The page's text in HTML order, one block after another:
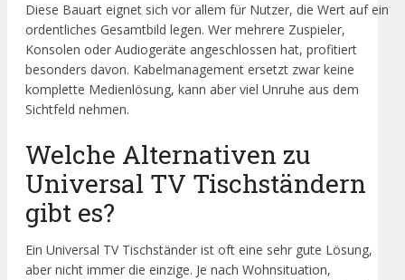
Diese Bauart eignet sich vor allem für Nutzer, die Wert auf ein
ordentliches Gesamtbild legen. Wer mehrere Zuspieler,
Konsolen oder Audiogeräte angeschlossen hat, profitiert
besonders davon. Kabelmanagement ersetzt zwar keine
komplette Medienlösung, kann aber viel Unruhe aus dem
Sichtfeld nehmen.
Welche Alternativen zu
Universal TV Tischständern
gibt es?
Ein Universal TV Tischständer ist oft eine sehr gute Lösung,
aber nicht immer die einzige. Je nach Wohnsituation,